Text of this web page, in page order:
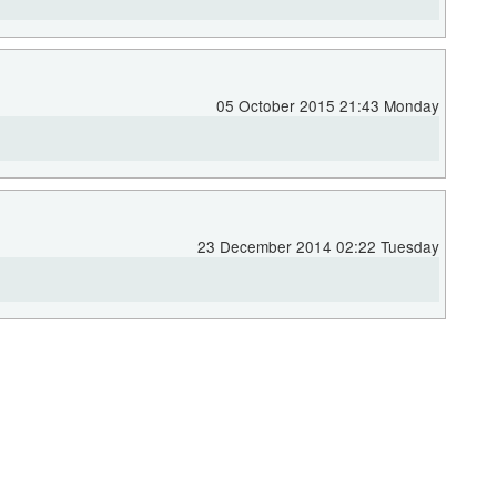
05 October 2015 21:43 Monday
23 December 2014 02:22 Tuesday